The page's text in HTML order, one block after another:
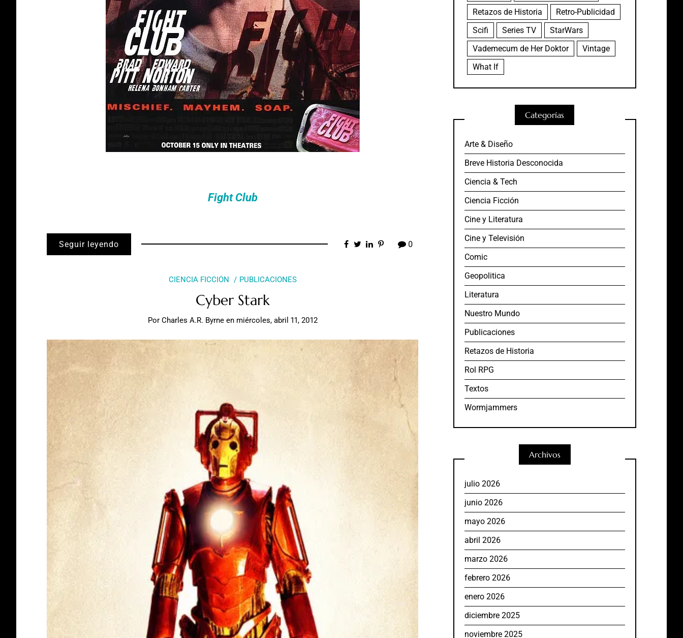
Fight Club
Seguir leyendo 0
CIENCIA FICCIÓN PUBLICACIONES
Cyber Stark
Por Charles A.R. Byrne en miércoles, abril 11, 2012
Retazos de Historia
Retro-Publicidad
Scifi
Series TV
StarWars
Vademecum de Her Doktor
Vintage
What If
Categorías
Arte & Diseño
Breve Historia Desconocida
Ciencia & Tech
Ciencia Ficción
Cine y Literatura
Cine y Televisión
Comic
Geopolitica
Literatura
Nuestro Mundo
Publicaciones
Retazos de Historia
Rol RPG
Textos
Wormjammers
Archivos
julio 2026
junio 2026
mayo 2026
abril 2026
marzo 2026
febrero 2026
enero 2026
diciembre 2025
noviembre 2025